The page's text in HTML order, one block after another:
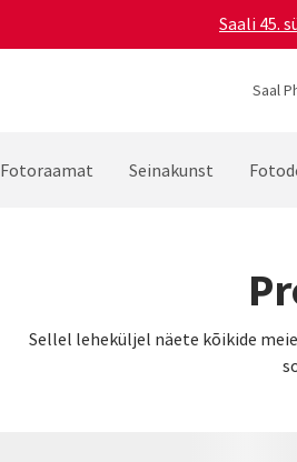
Saali 45.
Saal
Fotoraamat Seinakunst
Sellel leheküljel näete kõikide